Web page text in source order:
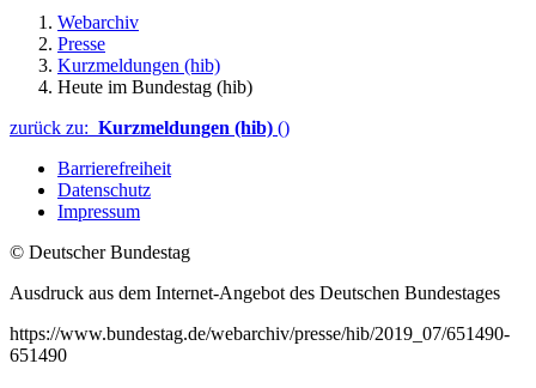
Webarchiv
Presse
Kurzmeldungen (hib)
Heute im Bundestag (hib)
zurück zu: Kurzmeldungen (hib) ()
Barrierefreiheit
Datenschutz
Impressum
© Deutscher Bundestag
Ausdruck aus dem Internet-Angebot des Deutschen Bundestages
https://www.bundestag.de/webarchiv/presse/hib/2019_07/651490-
651490